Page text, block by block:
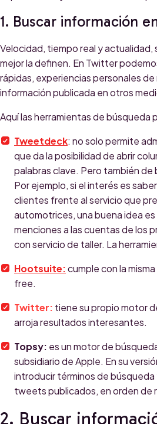
1. Buscar información
Velocidad, tiempo real y
mejor la definen. En Twitter
rápidas, experiencias personales
información publicada en otros
Aquí las herramientas de búsqueda
Tweetdeck: no solo permite
que da la posibilidad de abrir
palabras clave. Pero también de
Por ejemplo, si el interés es
clientes frente al servicio que
automotrices, una buena idea
menciones a las cuentas de los
con servicio de taller. La
Hootsuite:cumple con la
free.
Twitter: tiene su propio motor
arroja resultados interesantes.
Topsy: es un motor de
subsidiario de Apple. En su
introducir términos de búsqueda
tweets publicados, en orden de
2. Buscar